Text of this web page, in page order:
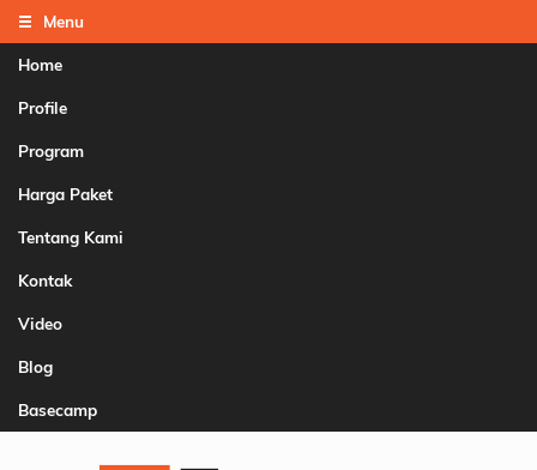
Menu
Home
Profile
Program
Harga Paket
Tentang Kami
Kontak
Video
Blog
Basecamp